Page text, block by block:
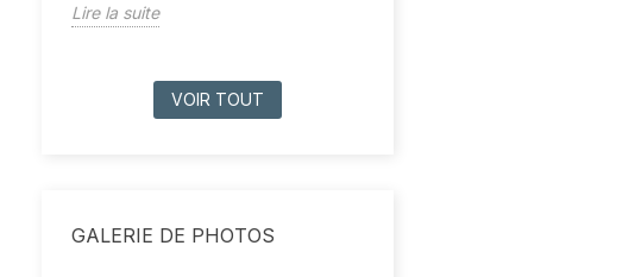
Lire la suite
VOIR TOUT
GALERIE DE PHOTOS